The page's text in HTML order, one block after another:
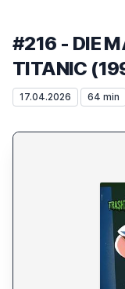
#216 - DIE
TITANIC
17.04.2026 64 min